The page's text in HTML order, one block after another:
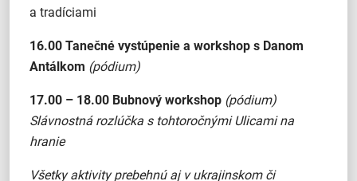
a tradíciami
16.00 Tanečné vystúpenie a workshop s Danom
Antálkom (pódium)
17.00 – 18.00 Bubnový workshop (pódium)
Slávnostná rozlúčka s tohtoročnými Ulicami na
hranie
Všetky aktivity prebehnú aj v ukrajinskom či